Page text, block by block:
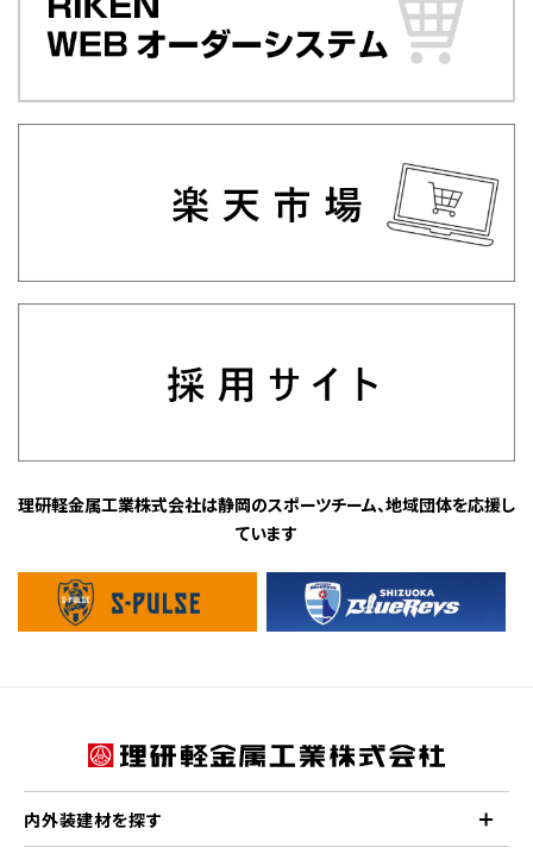
理研軽金属工業株式会社は静岡のスポーツチーム、地域団体を応援し
ています
内外装建材を探す